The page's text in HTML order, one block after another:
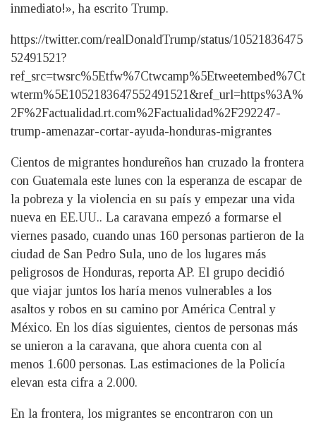
inmediato!», ha escrito Trump.
https://twitter.com/realDonaldTrump/status/10521836475
52491521?
ref_src=twsrc%5Etfw%7Ctwcamp%5Etweetembed%7Ct
wterm%5E1052183647552491521&ref_url=https%3A%
2F%2Factualidad.rt.com%2Factualidad%2F292247-
trump-amenazar-cortar-ayuda-honduras-migrantes
Cientos de migrantes hondureños han cruzado la frontera
con Guatemala este lunes con la esperanza de escapar de
la pobreza y la violencia en su país y empezar una vida
nueva en EE.UU.. La caravana empezó a formarse el
viernes pasado, cuando unas 160 personas partieron de la
ciudad de San Pedro Sula, uno de los lugares más
peligrosos de Honduras, reporta AP. El grupo decidió
que viajar juntos los haría menos vulnerables a los
asaltos y robos en su camino por América Central y
México. En los días siguientes, cientos de personas más
se unieron a la caravana, que ahora cuenta con al
menos 1.600 personas. Las estimaciones de la Policía
elevan esta cifra a 2.000.
En la frontera, los migrantes se encontraron con un